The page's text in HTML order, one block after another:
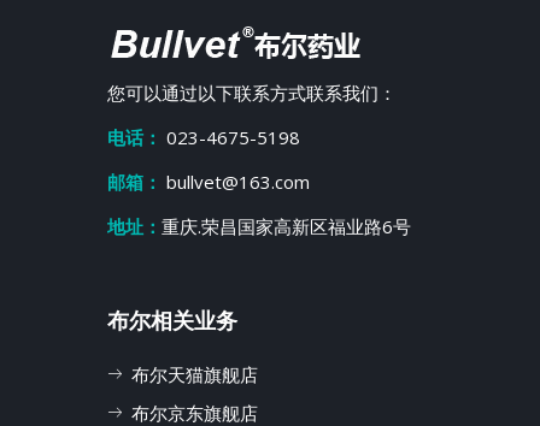
您可以通过以下联系方式联系我们：
电话： 023-4675-5198
邮箱： bullvet@163.com
地址： 重庆.荣昌国家高新区福业路6号
布尔相关业务
布尔天猫旗舰店
布尔京东旗舰店